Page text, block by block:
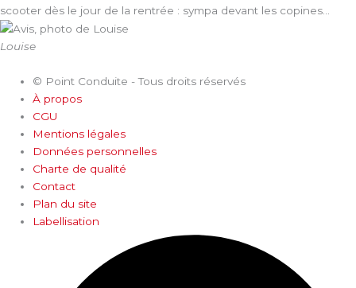
scooter dès le jour de la rentrée : sympa devant les copines...
Louise
© Point Conduite - Tous droits réservés
À propos
CGU
Mentions légales
Données personnelles
Charte de qualité
Contact
Plan du site
Labellisation